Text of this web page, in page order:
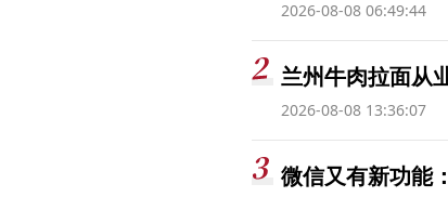
2026-08-08 06:49:44
兰州牛肉拉面从
2026-08-08 13:36:07
微信又有新功能